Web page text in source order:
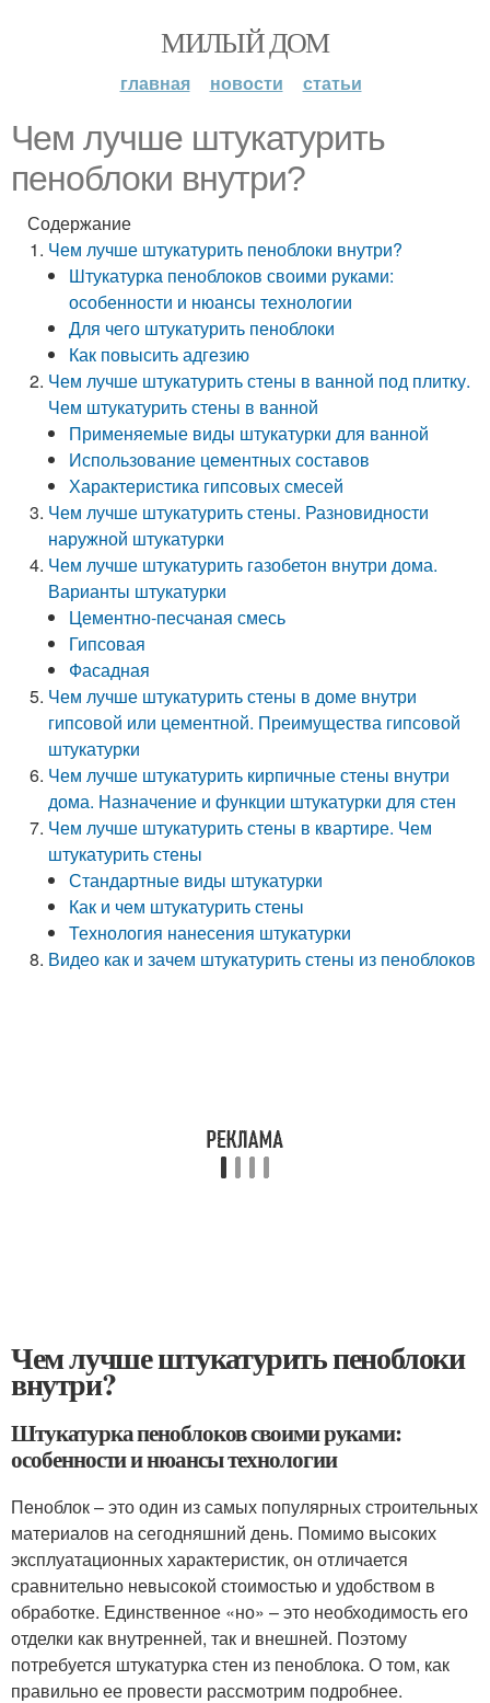
МИЛЫЙ ДОМ
главная новости статьи
Чем лучше штукатурить
пеноблоки внутри?
Содержание
Чем лучше штукатурить пеноблоки внутри?
Штукатурка пеноблоков своими руками:
особенности и нюансы технологии
Для чего штукатурить пеноблоки
Как повысить адгезию
Чем лучше штукатурить стены в ванной под плитку.
Чем штукатурить стены в ванной
Применяемые виды штукатурки для ванной
Использование цементных составов
Характеристика гипсовых смесей
Чем лучше штукатурить стены. Разновидности
наружной штукатурки
Чем лучше штукатурить газобетон внутри дома.
Варианты штукатурки
Цементно-песчаная смесь
Гипсовая
Фасадная
Чем лучше штукатурить стены в доме внутри
гипсовой или цементной. Преимущества гипсовой
штукатурки
Чем лучше штукатурить кирпичные стены внутри
дома. Назначение и функции штукатурки для стен
Чем лучше штукатурить стены в квартире. Чем
штукатурить стены
Стандартные виды штукатурки
Как и чем штукатурить стены
Технология нанесения штукатурки
Видео как и зачем штукатурить стены из пеноблоков
Чем лучше штукатурить пеноблоки
внутри?
Штукатурка пеноблоков своими руками:
особенности и нюансы технологии
Пеноблок – это один из самых популярных строительных
материалов на сегодняшний день. Помимо высоких
эксплуатационных характеристик, он отличается
сравнительно невысокой стоимостью и удобством в
обработке. Единственное «но» – это необходимость его
отделки как внутренней, так и внешней. Поэтому
потребуется штукатурка стен из пеноблока. О том, как
правильно ее провести рассмотрим подробнее.